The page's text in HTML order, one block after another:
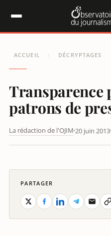
ACCUEIL / DÉCRYPTAGES
Transparence
patrons de
La rédaction de l'OJIM 20 juin 2013
PARTAGER
Panneau de gestion des